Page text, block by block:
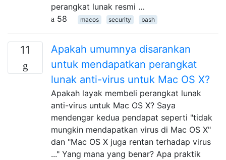
perangkat lunak resmi …
58
macos security bash
11
Apakah umumnya disarankan
untuk mendapatkan perangkat
lunak anti-virus untuk Mac OS X?
Apakah layak membeli perangkat lunak
anti-virus untuk Mac OS X? Saya
mendengar kedua pendapat seperti "tidak
mungkin mendapatkan virus di Mac OS X"
dan "Mac OS X juga rentan terhadap virus
..." Yang mana yang benar? Apa praktik